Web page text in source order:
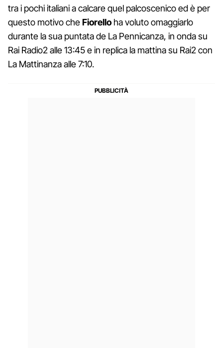
tra i pochi italiani a calcare quel palcoscenico ed è per
questo motivo cheFiorello ha voluto omaggiarlo
durante la sua puntata de La Pennicanza, in onda su
Rai Radio2 alle 13:45 e in replica la mattina su Rai2 con
La Mattinanza alle 7:10.